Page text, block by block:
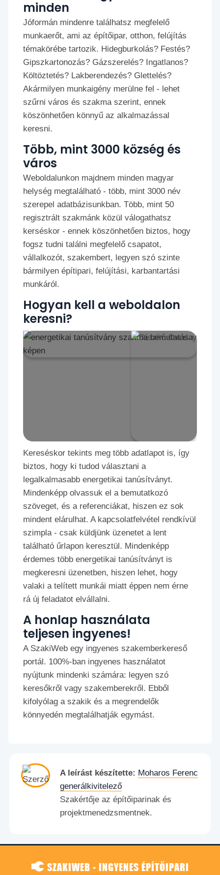
minden
Jóformán mindenre találhatsz megfelelő
munkaerőt, ami az építőipar, otthon, felújítás
témakörébe tartozik. Hidegburkolás? Festés?
Gipszkartonozás? Gázszerelés? Ingatlanos?
Költöztetés? Lakberendezés? Glettelés?
Akármilyen munkaigény merülne fel - lehet
szűrni város és szakma szerint, ennek
köszönhetően könnyű az alkalmazással
keresni.
Több, mint 3000 község és
város
Weboldalunkon majdnem minden magyar
helység megtalálható - több, mint 3000 név
szerepel adatbázisunkban. Több, mint 50
regisztrált szakmánk közül válogathatsz
kerséskor - ennek köszönhetően biztos, hogy
fogsz tudni találni megfelelő csapatot,
vállalkozót, szakembert, legyen szó szinte
bármilyen építipari, felújítási, karbantartási
munkáról.
Hogyan kell a weboldalon
keresni?
Kereséskor tekints meg több adatlapot is, így
biztos, hogy ki tudod választani a
legalkalmasabb energetikai tanúsítványt.
Mindenképp olvassuk el a bemutatkozó
szöveget, és a referenciákat, hiszen ez sok
mindent elárulhat. A kapcsolatfelvétel rendkívül
szimpla - csak küldjünk üzenetet a lent
található űrlapon keresztül. Mindenképp
érdemes több energetikai tanúsítványt is
megkeresni üzenetben, hiszen lehet, hogy
valaki a telített munkái miatt éppen nem érne
rá új feladatot elvállalni.
A honlap használata
teljesen ingyenes!
A SzakiWeb egy ingyenes szakemberkereső
portál. 100%-ban ingyenes használatot
nyújtunk mindenki számára: legyen szó
keresőkről vagy szakemberekről. Ebből
kifolyólag a szakik és a megrendelők
könnyedén megtalálhatják egymást.
A leírást készítette: Moharos Ferenc
generálkivitelező
Szakértője az építőiparinak és
projektmenedzsmentnek.
SZAKIWEB - INGYENES ÉPÍTŐIPARI